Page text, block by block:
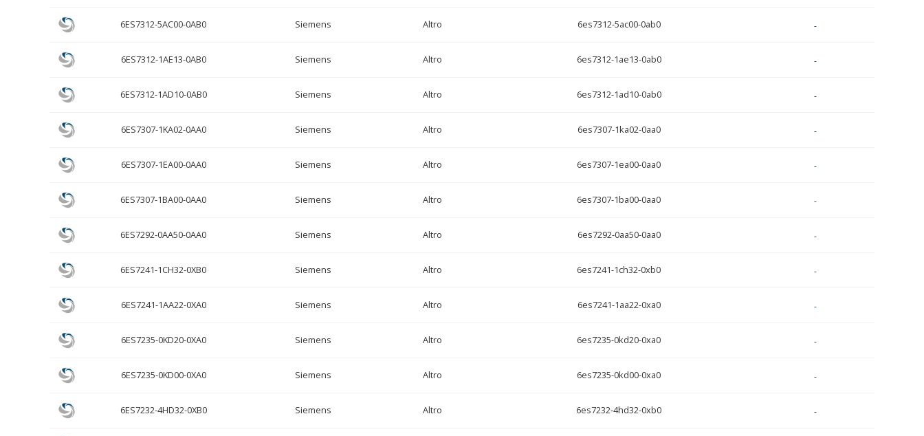
6ES7312-5AC00-0AB0 Siemens Altro 6es7312-5ac00-0ab0 -
6ES7312-1AE13-0AB0 Siemens Altro 6es7312-1ae13-0ab0 -
6ES7312-1AD10-0AB0 Siemens Altro 6es7312-1ad10-0ab0 -
6ES7307-1KA02-0AA0 Siemens Altro 6es7307-1ka02-0aa0 -
6ES7307-1EA00-0AA0 Siemens Altro 6es7307-1ea00-0aa0 -
6ES7307-1BA00-0AA0 Siemens Altro 6es7307-1ba00-0aa0 -
6ES7292-0AA50-0AA0 Siemens Altro 6es7292-0aa50-0aa0 -
6ES7241-1CH32-0XB0 Siemens Altro 6es7241-1ch32-0xb0 -
6ES7241-1AA22-0XA0 Siemens Altro 6es7241-1aa22-0xa0 -
6ES7235-0KD20-0XA0 Siemens Altro 6es7235-0kd20-0xa0 -
6ES7235-0KD00-0XA0 Siemens Altro 6es7235-0kd00-0xa0 -
6ES7232-4HD32-0XB0 Siemens Altro 6es7232-4hd32-0xb0 -